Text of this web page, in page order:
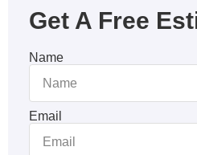
Get A Free
Name
Email